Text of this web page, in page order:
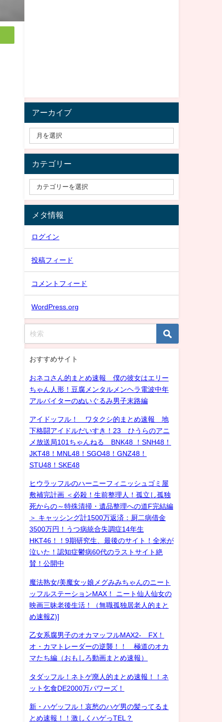
アーカイブ
カテゴリー
メタ情報
ログイン
投稿フィード
コメントフィード
WordPress.org
おすすめサイト
おネコさん的まとめ速報 僕の彼女はエリー
ちゃん人形！豆腐メンタルメンヘラ電波中年
アルバイターのぬいぐるみ男子末路編
アイドッフル！ ワタクシ的まとめ速報 地
下格闘アイドルだいすき！23 ひうらのアニ
メ放送局101ちゃんねる BNK48 ！SNH48！
JKT48！MNL48！SGO48！GNZ48！
STU48！SKE48
ヒウラッフルのハーニーフィニッシュゴミ屋
敷補完計画 ＜必殺！生前整理人！孤立し孤独
死からの～特殊清掃・遺品整理への道F完結編
＞ キャッシング計1500万返済：厨二病借金
3500万円！うつ病統合失調症14年生
HKT46！！9期研究生、最後のサイト！全米が
泣いた！認知症鬱病60代のラストサイト絶
賛！公開中
魔法熟女/美魔女ッ娘メグみみちゃんのニート
ッフルステーションMAX！ ニート仙人仙女の
映画三昧老後生活！（無職孤独居老人的まと
め速報Z)]
乙女系腐男子のオカマッフルMAX2- FX！
オ・カマトレーダーの逆襲！！ 極道のオカ
マたち編（おもしろ動画まとめ速報）
タダッフル！ネトゲ廃人的まとめ速報！！ネ
ット乞食DE2000万パワーズ！
新・ハゲッフル！哀愁のハゲ男の髪ってるま
とめ速報！！激しくハゲっTEL？